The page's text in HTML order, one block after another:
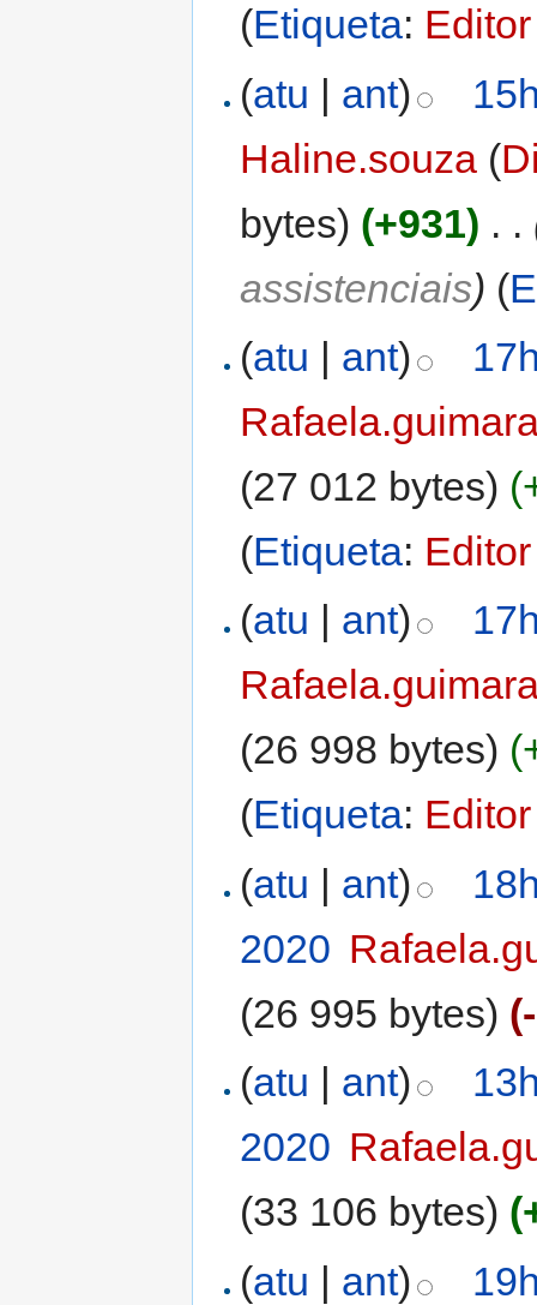
(Etiqueta:
(atu | ant)
Haline.souza (
bytes) (+931) . .
assistenciais) (
(atu | ant)
(27 012 bytes)
(Etiqueta:
(atu ant)
(26 998 bytes)
(Etiqueta:
(atu | ant)
2020
(26 995 bytes)
(atu | ant)
2020
(33 106 bytes)
(atu | ant)